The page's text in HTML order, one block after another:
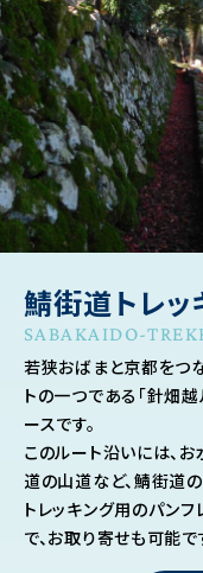
鯖街道トレッ
SABAKAIDO-
若狭おばまと京都をつ
トの一つである「針畑
ースです。
このルート沿いには、
道の山道など、鯖街道
トレッキング用のパン
で、お取り寄せも可能で